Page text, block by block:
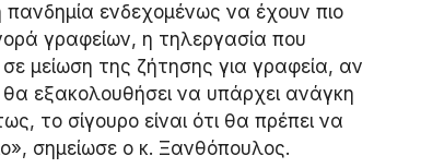
ενδεχομένως να έχουν πιο
γραφείων, η τηλεργασία που
μείωση της ζήτησης για γραφεία, αν
θα εξακολουθήσει να υπάρχει ανάγκη
το σίγουρο είναι ότι θα πρέπει να
σημείωσε ο κ. Ξανθόπουλος.